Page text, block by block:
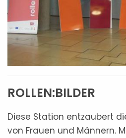
ROLLEN:BILDER
Diese Station entzaubert
von Frauen und Männern.